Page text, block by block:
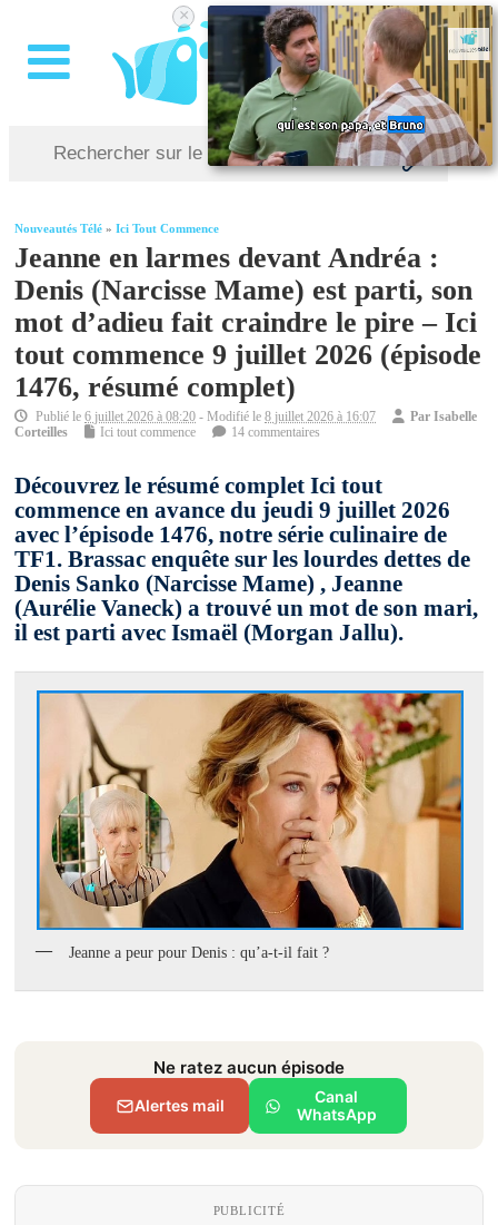
Nouveautés Télé »Ici Tout Commence
Jeanne en larmes devant Andréa :
Denis (Narcisse Mame) est parti, son
mot d’adieu fait craindre le pire – Ici
tout commence 9 juillet 2026 (épisode
1476, résumé complet)
Publié le6 juillet 2026 à 08:20 - Modifié le8 juillet 2026 à 16:07 ParIsabelle
Corteilles
Ici tout commence 14 commentaires
Découvrez le résumé complet Ici tout
commence en avance du jeudi 9 juillet 2026
avec l’épisode 1476, notre série culinaire de
TF1. Brassac enquête sur les lourdes dettes de
Denis Sanko (Narcisse Mame) , Jeanne
(Aurélie Vaneck) a trouvé un mot de son mari,
il est parti avec Ismaël (Morgan Jallu).
Jeanne a peur pour Denis : qu’a-t-il fait ?
Ne ratez aucun épisode
Alertes mail
Canal
WhatsApp
PUBLICITÉ
×